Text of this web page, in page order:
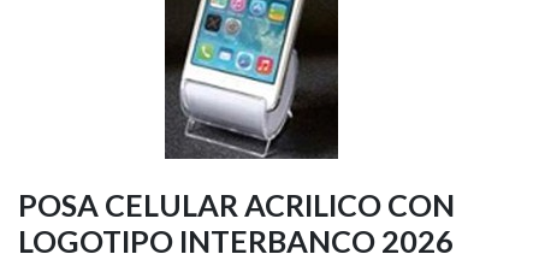
POSA CELULAR ACRILICO CON
LOGOTIPO INTERBANCO 2026